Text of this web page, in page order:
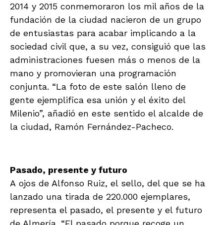
2014 y 2015 conmemoraron los mil años de la
fundación de la ciudad nacieron de un grupo
de entusiastas para acabar implicando a la
sociedad civil que, a su vez, consiguió que las
administraciones fuesen más o menos de la
mano y promovieran una programación
conjunta. “La foto de este salón lleno de
gente ejemplifica esa unión y el éxito del
Milenio”, añadió en este sentido el alcalde de
la ciudad, Ramón Fernández-Pacheco.
Pasado, presente y futuro
A ojos de Alfonso Ruiz, el sello, del que se ha
lanzado una tirada de 220.000 ejemplares,
representa el pasado, el presente y el futuro